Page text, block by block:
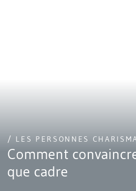
/ LES PERSONNES
Comment
que cadre